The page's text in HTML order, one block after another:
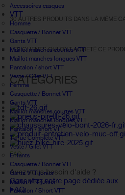
Accessoires casques
VTT
Homme
Casquette / Bonnet VTT
Gants VTT
Maillot manches courtes VTT
Maillot manches longues VTT
Pantalon / short VTT
Veste / Gilet VTT
Femme
Casquette / Bonnet VTT
Gants VTT
Maillot manches courtes VTT
Maillot manches longues VTT
Pantalon / short VTT
Tenue Complète VTT
Veste / Gilet VTT
Enfants
Casquette / Bonnet VTT
Gants VTT junior
Maillot VTT junior
Pantalon / Short VTT
30 AUTRES PRODUITS DANS LA MÊME
LES CLIENTS QUI ONT ACHETÉ CE
CATÉGORIES
FAQ
Avez vous besoin d'aide ?
Consultez notre page dédiée aux
FAQ.